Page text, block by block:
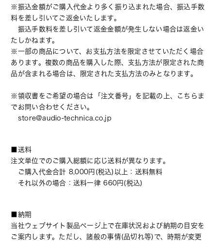
※振込金額がご購入代金より多く振り込まれた場合、振込手数
料を差し引いてご返金いたします。
振込手数料を差し引いて返金金額が発生しない場合は返金い
たしかねます。
※一部の商品について、お支払方法を限定させていただく場合
あります。複数の商品を購入した際、支払方法が限定された商
品が含まれる場合は、限定された支払方法のみとなります。
※領収書をご希望の場合は「注文番号」を記載の上、こちらま
でお問い合わせください。
store@audio-technica.co.jp
■送料
注文単位でのご購入総額に応じ送料が異なります。
ご購入代金合計 8,000円(税込)以上：送料無料
それ以外の場合：送料一律 660円(税込)
■納期
当社ウェブサイト製品ページ上で在庫状況および納期の目安を
ご案内します。ただし、諸般の事情(品切れ等)で、時期が変更